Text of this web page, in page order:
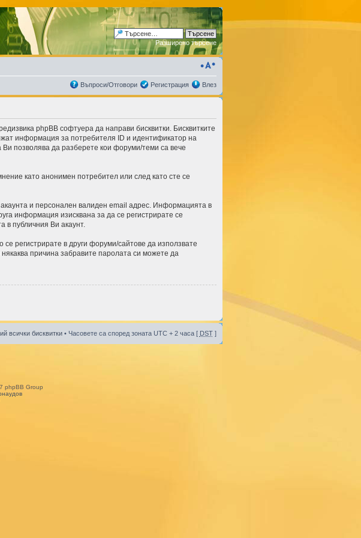
Разширено търсене
Въпроси/Отговори Регистрация Влез
phpBB софтуера да направи бисквитки. Бисквитките
информация за потребителя ID и идентификатор на
Ви позволява да разберете кои форуми/теми са вече
като анонимен потребител или след като сте се
и персонален валиден email адрес. Информацията в
информация изисквана за да се регистрирате се
в публичния Ви акаунт.
регистрирате в други форуми/сайтове да използвате
причина забравите паролата си можете да
всички бисквитки• Часовете са според зоната UTC + 2 часа [ DST]
phpBB Group